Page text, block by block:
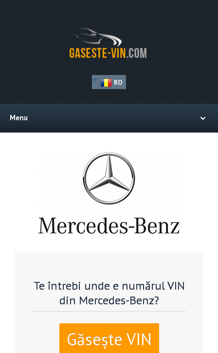
RO
Menu
Te întrebi unde e numărul VIN
din Mercedes-Benz?
Găsește VIN